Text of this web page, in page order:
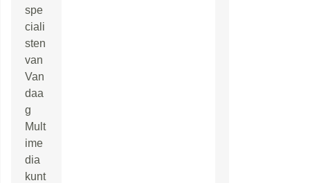
spe
ciali
sten
van
Van
daa
g
Mult
ime
dia
kunt